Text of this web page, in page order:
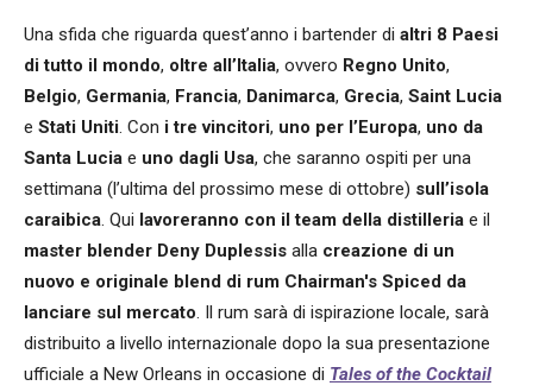
Una sfida che riguarda quest’anno i bartender di altri 8 Paesi
di tutto il mondo, oltre all’Italia, ovvero Regno Unito,
Belgio, Germania, Francia, Danimarca, Grecia, Saint Lucia
e Stati Uniti . Con i tre vincitori, uno per l’Europa, uno da
Santa Lucia e uno dagli Usa, che saranno ospiti per una
settimana (l’ultima del prossimo mese di ottobre) sull’isola
caraibica . Qui lavoreranno con il team della distilleria e il
master blender Deny Duplessis alla creazione di un
nuovo e originale blend di rum Chairman's Spiced da
lanciare sul mercato . Il rum sarà di ispirazione locale, sarà
distribuito a livello internazionale dopo la sua presentazione
ufficiale a New Orleans in occasione di Tales of the Cocktail